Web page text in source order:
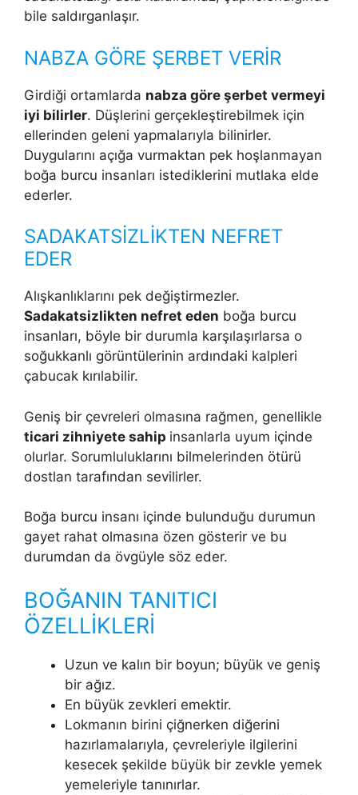
bile saldırganlaşır.
NABZA GÖRE ŞERBET VERİR
Girdiği ortamlarda nabza göre şerbet vermeyi
iyi bilirler. Düşlerini gerçekleştirebilmek için
ellerinden geleni yapmalarıyla bilinirler.
Duygularını açığa vurmaktan pek hoşlanmayan
boğa burcu insanları istediklerini mutlaka elde
ederler.
SADAKATSİZLİKTEN NEFRET
EDER
Alışkanlıklarını pek değiştirmezler.
Sadakatsizlikten nefret eden boğa burcu
insanları, böyle bir durumla karşılaşırlarsa o
soğukkanlı görüntülerinin ardındaki kalpleri
çabucak kırılabilir.
Geniş bir çevreleri olmasına rağmen, genellikle
ticari zihniyete sahip insanlarla uyum içinde
olurlar. Sorumluluklarını bilmelerinden ötürü
dostlan tarafından sevilirler.
Boğa burcu insanı içinde bulunduğu durumun
gayet rahat olmasına özen gösterir ve bu
durumdan da övgüyle söz eder.
BOĞANIN TANITICI
ÖZELLİKLERİ
Uzun ve kalın bir boyun; büyük ve geniş
bir ağız.
En büyük zevkleri emektir.
Lokmanın birini çiğnerken diğerini
hazırlamalarıyla, çevreleriy­le ilgilerini
kesecek şekilde büyük bir zevkle yemek
yemeleriyle tanınırlar.